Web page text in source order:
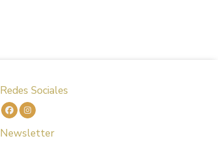
Redes Sociales
Newsletter